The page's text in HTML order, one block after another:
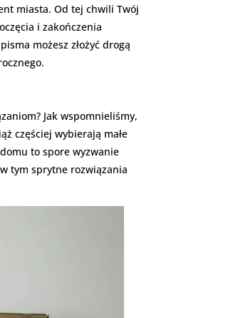
miasta. Od tej chwili Twój
i zakończenia
możesz złożyć drogą
Jak wspomnieliśmy,
częściej wybierają małe
to spore wyzwanie
tym sprytne rozwiązania